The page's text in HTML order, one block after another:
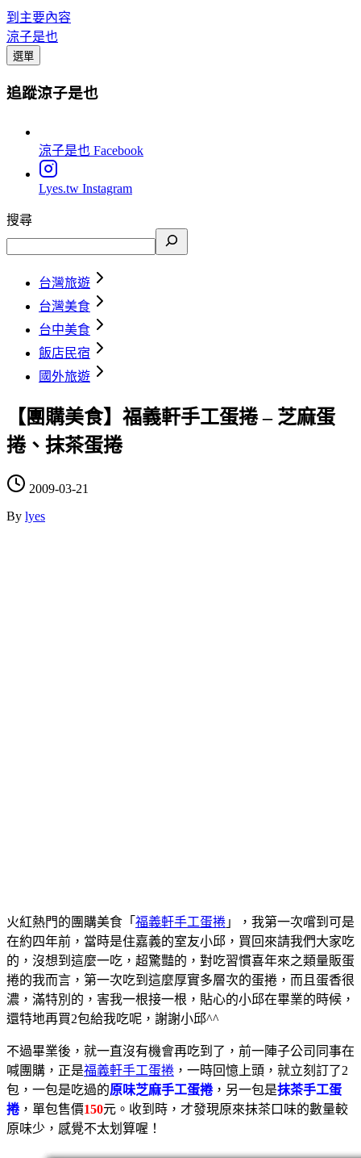
到主要內容
涼子是也
選單
追蹤涼子是也
涼子是也 Facebook
Lyes.tw Instagram
搜尋
台灣旅遊
台灣美食
台中美食
飯店民宿
國外旅遊
【團購美食】福義軒手工蛋捲 – 芝麻蛋
捲、抹茶蛋捲
2009-03-21
By lyes
火紅熱門的團購美食「 福義軒手工蛋捲 」，我第一次嚐到可是
在約四年前，當時是住嘉義的室友小邱，買回來請我們大家吃
的，沒想到這麼一吃，超驚豔的，對吃習慣喜年來之類量販蛋
捲的我而言，第一次吃到這麼厚實多層次的蛋捲，而且蛋香很
濃，滿特別的，害我一根接一根，貼心的小邱在畢業的時候，
還特地再買2包給我吃呢，謝謝小邱^^
不過畢業後，就一直沒有機會再吃到了，前一陣子公司同事在
喊團購，正是福義軒手工蛋捲 ，一時回憶上頭，就立刻訂了2
包，一包是吃過的原味芝麻手工蛋捲，另一包是抹茶手工蛋
捲，單包售價150元。 收到時，才發現原來抹茶口味的數量較
原味少，感覺不太划算喔！